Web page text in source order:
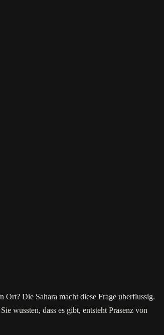
Die Sahara macht diese Frage uberflussig.
wussten, dass es gibt, entsteht Prasenz von